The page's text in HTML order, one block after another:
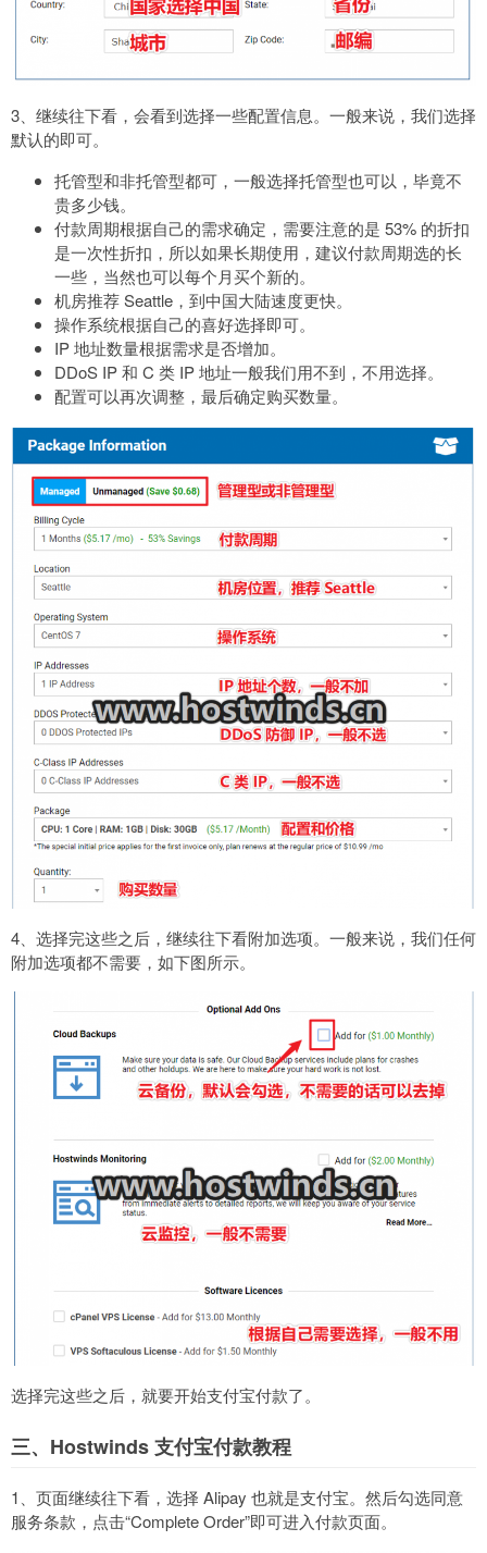
3、继续往下看，会看到选择一些配置信息。一般来说，我们选择
默认的即可。
托管型和非托管型都可，一般选择托管型也可以，毕竟不
贵多少钱。
付款周期根据自己的需求确定，需要注意的是 53% 的折扣
是一次性折扣，所以如果长期使用，建议付款周期选的长
一些，当然也可以每个月买个新的。
机房推荐 Seattle，到中国大陆速度更快。
操作系统根据自己的喜好选择即可。
IP 地址数量根据需求是否增加。
DDoS IP 和 C 类 IP 地址一般我们用不到，不用选择。
配置可以再次调整，最后确定购买数量。
4、选择完这些之后，继续往下看附加选项。一般来说，我们任何
附加选项都不需要，如下图所示。
选择完这些之后，就要开始支付宝付款了。
三、Hostwinds 支付宝付款教程
1、页面继续往下看，选择 Alipay 也就是支付宝。然后勾选同意
服务条款，点击“Complete Order”即可进入付款页面。